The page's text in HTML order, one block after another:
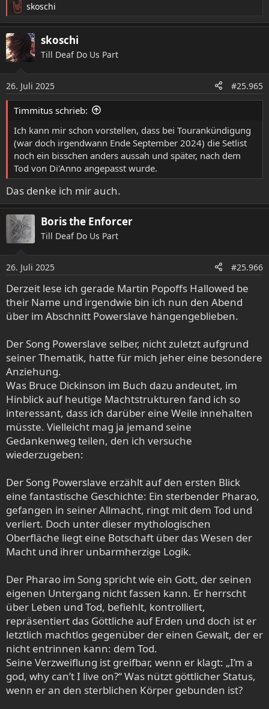
R
e
a
k
t
n
e
skoschi
skoschi
Till Deaf Do Us Part
26. Juli 2025 #25.965
Timmitus schrieb:
Ich kann mir schon vorstellen, dass bei Tourankündigung
(war doch irgendwann Ende September 2024) die Setlist
noch ein bisschen anders aussah und später, nach dem
Tod von Di'Anno angepasst wurde.
Das denke ich mir auch.
Boris the Enforcer
Till Deaf Do Us Part
26. Juli 2025 #25.966
Derzeit lese ich gerade Martin Popoffs Hallowed be
their Name und irgendwie bin ich nun den Abend
über im Abschnitt Powerslave hängengeblieben.
Der Song Powerslave selber, nicht zuletzt aufgrund
seiner Thematik, hatte für mich jeher eine besondere
Anziehung.
Was Bruce Dickinson im Buch dazu andeutet, im
Hinblick auf heutige Machtstrukturen fand ich so
interessant, dass ich darüber eine Weile innehalten
müsste. Vielleicht mag ja jemand seine
Gedankenweg teilen, den ich versuche
wiederzugeben:
Der Song Powerslave erzählt auf den ersten Blick
eine fantastische Geschichte: Ein sterbender Pharao,
gefangen in seiner Allmacht, ringt mit dem Tod und
verliert. Doch unter dieser mythologischen
Oberfläche liegt eine Botschaft über das Wesen der
Macht und ihrer unbarmherzige Logik.
Der Pharao im Song spricht wie ein Gott, der seinen
eigenen Untergang nicht fassen kann. Er herrscht
über Leben und Tod, befiehlt, kontrolliert,
repräsentiert das Göttliche auf Erden und doch ist er
letztlich machtlos gegenüber der einen Gewalt, der er
nicht entrinnen kann: dem Tod.
Seine Verzweiflung ist greifbar, wenn er klagt: „I’m a
god, why can’t I live on?“ Was nützt göttlicher Status,
wenn er an den sterblichen Körper gebunden ist?